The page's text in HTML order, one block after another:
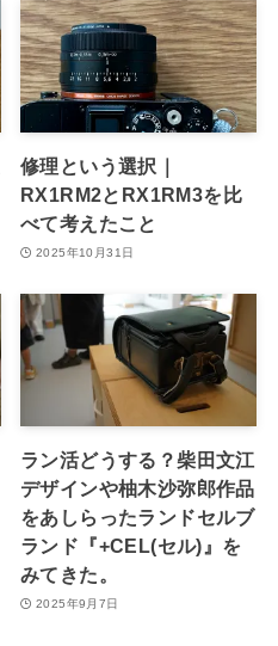
修理という選択｜
RX1RM2とRX1RM3を比
べて考えたこと
2025年10月31日
ラン活どうする？柴田文江
デザインや柚木沙弥郎作品
をあしらったランドセルブ
ランド『+CEL(セル)』を
みてきた。
2025年9月7日